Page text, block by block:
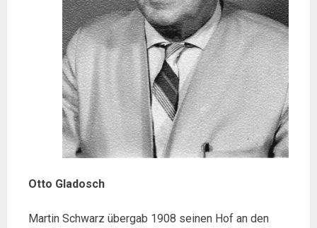
Otto Gladosch
Martin Schwarz übergab 1908 seinen Hof an den